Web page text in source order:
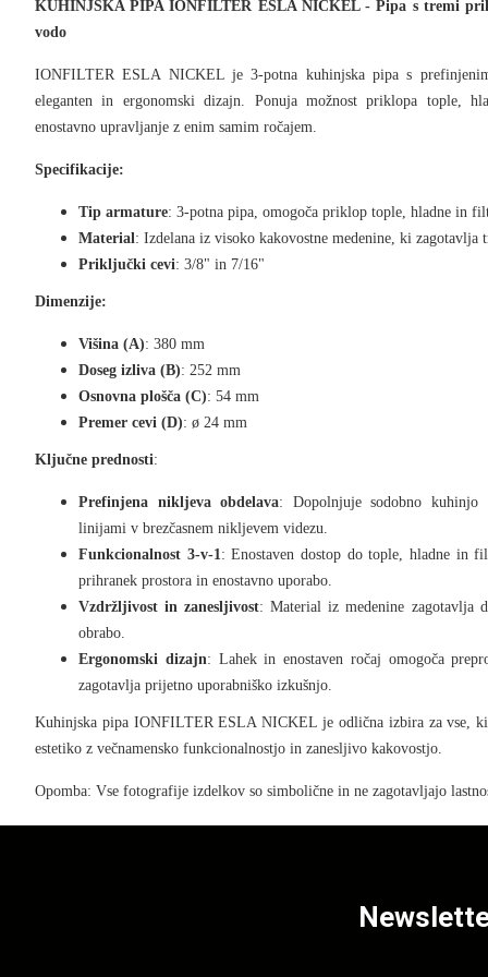
KUHINJSKA PIPA IONFILTER ESLA NICKEL -Pipa s tremi
vodo
IONFILTER ESLA NICKEL je 3-potna kuhinjska pipa s
eleganten in ergonomski dizajn. Ponuja možnost priklopa tople,
enostavno upravljanje z enim samim ročajem.
Specifikacije:
Tip armature: 3-potna pipa, omogoča priklop tople, hladne in
Material: Izdelana iz visoko kakovostne medenine, ki
Priključki cevi: 3/8" in 7/16"
Dimenzije:
Višina (A): 380 mm
Doseg izliva (B): 252 mm
Osnovna plošča (C): 54 mm
Premer cevi (D): ø 24 mm
Ključne prednosti:
Prefinjena nikljeva obdelava: Dopolnjuje sodobno
linijami v brezčasnem nikljevem videzu.
Funkcionalnost 3-v-1: Enostaven dostop do tople, hladne in
prihranek prostora in enostavno uporabo.
Vzdržljivost in zanesljivost: Material iz medenine zagotavlja
obrabo.
Ergonomski dizajn: Lahek in enostaven ročaj omogoča
zagotavlja prijetno uporabniško izkušnjo.
Kuhinjska pipa IONFILTER ESLA NICKEL je odlična izbira za vse,
estetiko z večnamensko funkcionalnostjo in zanesljivo kakovostjo.
Opomba: Vse fotografije izdelkov so simbolične in ne zagotavljajo